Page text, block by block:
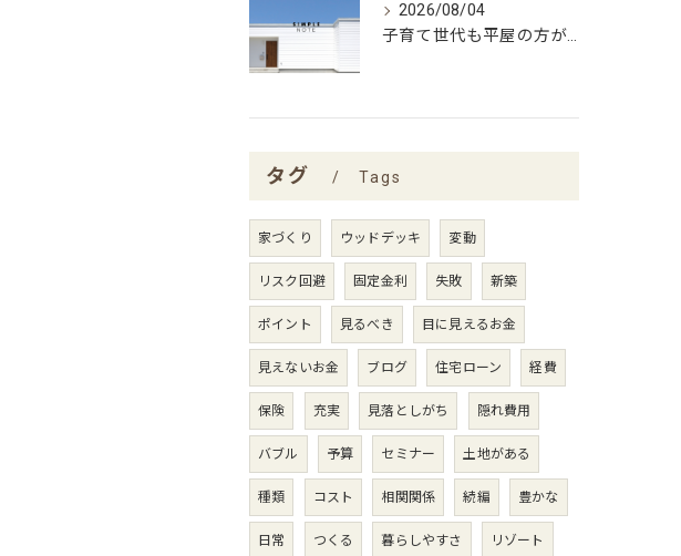
2026/08/04
子育て世代も平屋の方がいい理由
タグ Tags
家づくり ウッドデッキ 変動
リスク回避 固定金利 失敗 新築
ポイント 見るべき 目に見えるお金
見えないお金 ブログ 住宅ローン 経費
保険 充実 見落としがち 隠れ費用
バブル 予算 セミナー 土地がある
種類 コスト 相関関係 続編 豊かな
日常 つくる 暮らしやすさ リゾート